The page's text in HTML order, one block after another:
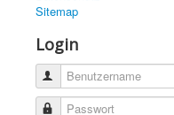
Sitemap
Login
Benutzername
Passwort